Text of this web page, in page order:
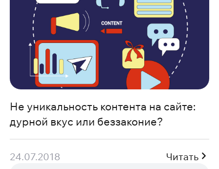
Не уникальность контента на сайте:
дурной вкус или беззаконие?
24.07.2018
Читать